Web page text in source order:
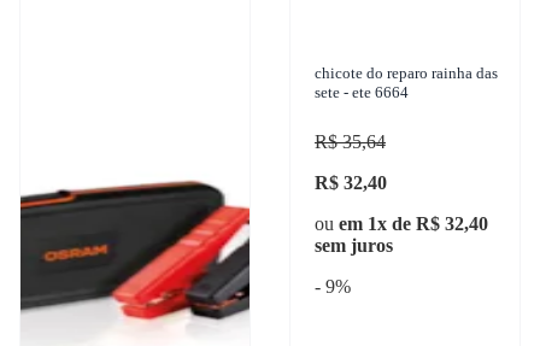
chicote do reparo rainha das
sete - ete 6664
R$ 35,64
R$ 32,40
ou em 1x de R$ 32,40
sem juros
- 9%